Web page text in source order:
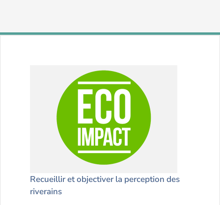
Recueillir et objectiver la perception des
riverains